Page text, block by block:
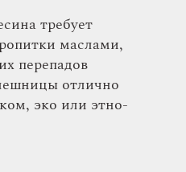
требует
маслами,
перепадов
отлично
эко или этно-